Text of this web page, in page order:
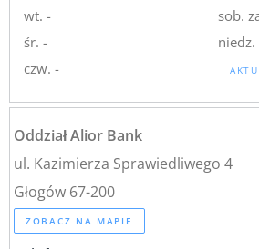
wt. -
śr. -
czw. -
sob.
Oddział Alior Bank
ul. Kazimierza Sprawiedliwego 4
Głogów 67-200
ZOBACZ NA MAPIE